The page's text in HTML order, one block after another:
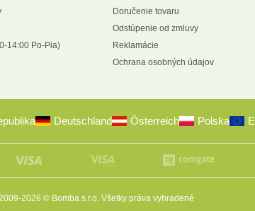
14:00 Po-Pia)
Doručenie tovaru
Odstúpenie od zmluvy
Reklamácie
Ochrana osobných údajov
Deutschland Österreich Polska
2026 © Bomba s.r.o. Všetky práva vyhradené